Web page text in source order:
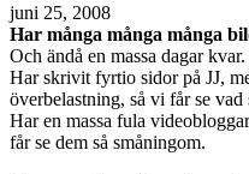
juni 25, 2008
Har många många många
Och ändå en massa dagar kvar.
Har skrivit fyrtio sidor på JJ,
överbelastning, så vi får se vad
Har en massa fula
får se dem så småningom.